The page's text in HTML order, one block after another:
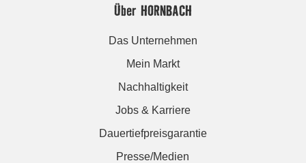
Über HORNBACH
Das Unternehmen
Mein Markt
Nachhaltigkeit
Jobs & Karriere
Dauertiefpreisgarantie
Presse/Medien